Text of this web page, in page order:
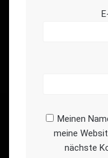
Meinen
meine
nächste